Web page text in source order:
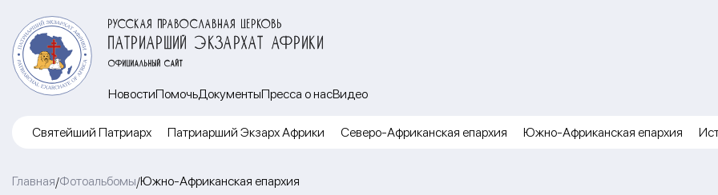
РУССКАЯ ПРАВОСЛАВНАЯ ЦЕРКОВЬ
ПАТРИАРШИЙ ЭКЗАРХАТ АФРИКИ
ОФИЦИАЛЬНЫЙ САЙТ
НовостиПомочьДокументыПресса о насВидео
Cвятейший Патриарх Патриарший Экзарх Африки Северо-Африканская епархия Южно-Африканская епархия
Главная/Фотоальбомы/Южно-Африканская епархия